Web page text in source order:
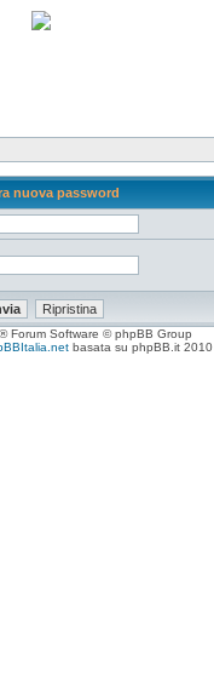
nuova password
® Forum Software © phpBB Group
basata su phpBB.it 2010